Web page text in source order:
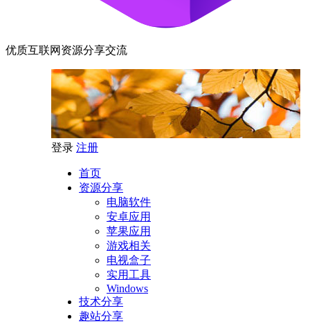
优质互联网资源分享交流
登录 注册
首页
资源分享
电脑软件
安卓应用
苹果应用
游戏相关
电视盒子
实用工具
Windows
技术分享
趣站分享